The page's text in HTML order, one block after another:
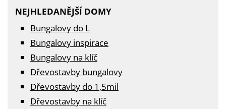
NEJHLEDANĚJŠÍ DOMY
Bungalovy do L
Bungalovy inspirace
Bungalovy na klíč
Dřevostavby bungalovy
Dřevostavby do 1,5mil
Dřevostavby na klíč